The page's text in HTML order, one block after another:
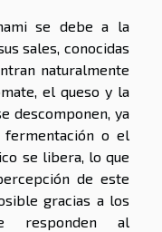
se debe a la
sales, conocidas
naturalmente
el queso y la
descomponen, ya
o el
se libera, lo que
de este
gracias a los
responden al